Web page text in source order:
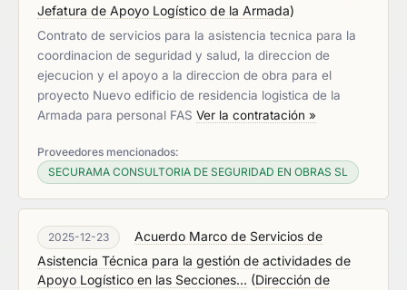
Jefatura de Apoyo Logístico de la Armada)
Contrato de servicios para la asistencia tecnica para la
coordinacion de seguridad y salud, la direccion de
ejecucion y el apoyo a la direccion de obra para el
proyecto Nuevo edificio de residencia logistica de la
Armada para personal FAS Ver la contratación »
Proveedores mencionados:
SECURAMA CONSULTORIA DE SEGURIDAD EN OBRAS SL
2025-12-23
Acuerdo Marco de Servicios de
Asistencia Técnica para la gestión de actividades de
Apoyo Logístico en las Secciones... (Dirección de